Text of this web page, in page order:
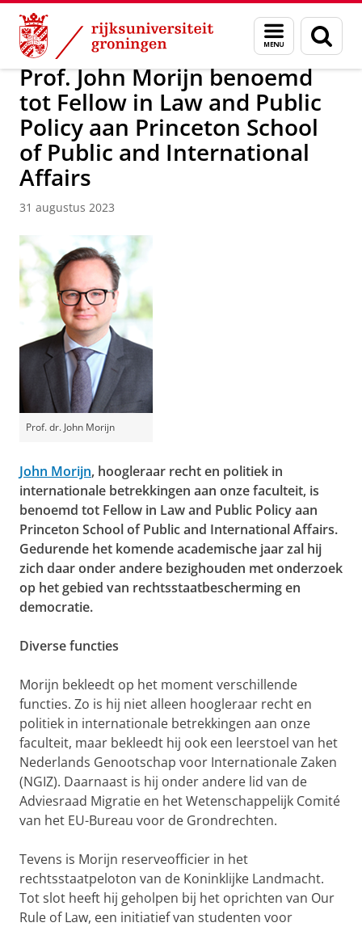
Skip
Content
Skip
Navigation
Menu
en
zoeken
Over ons Nieuwsarchief
Prof. John Morijn benoemd
tot Fellow in Law and Public
Policy aan Princeton School
of Public and International
Affairs
31 augustus 2023
Prof. dr. John Morijn
John Morijn, hoogleraar recht en politiek in
internationale betrekkingen aan onze faculteit, is
benoemd tot Fellow in Law and Public Policy aan
Princeton School of Public and International Affairs.
Gedurende het komende academische jaar zal hij
zich daar onder andere bezighouden met onderzoek
op het gebied van rechtsstaatbescherming en
democratie.
Diverse functies
Morijn bekleedt op het moment verschillende
functies. Zo is hij niet alleen hoogleraar recht en
politiek in internationale betrekkingen aan onze
faculteit, maar bekleedt hij ook een leerstoel van het
Nederlands Genootschap voor Internationale Zaken
(NGIZ). Daarnaast is hij onder andere lid van de
Adviesraad Migratie en het Wetenschappelijk Comité
van het EU-Bureau voor de Grondrechten.
Tevens is Morijn reserveofficier in het
rechtsstaatpeloton van de Koninklijke Landmacht.
Tot slot heeft hij geholpen bij het oprichten van Our
Rule of Law, een initiatief van studenten voor